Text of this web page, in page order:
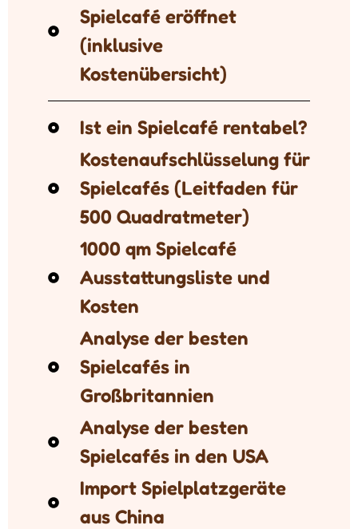
Spielcafé eröffnet
(inklusive
Kostenübersicht)
Ist ein Spielcafé rentabel?
Kostenaufschlüsselung für
Spielcafés (Leitfaden für
500 Quadratmeter)
1000 qm Spielcafé
Ausstattungsliste und
Kosten
Analyse der besten
Spielcafés in
Großbritannien
Analyse der besten
Spielcafés in den USA
Import Spielplatzgeräte
aus China